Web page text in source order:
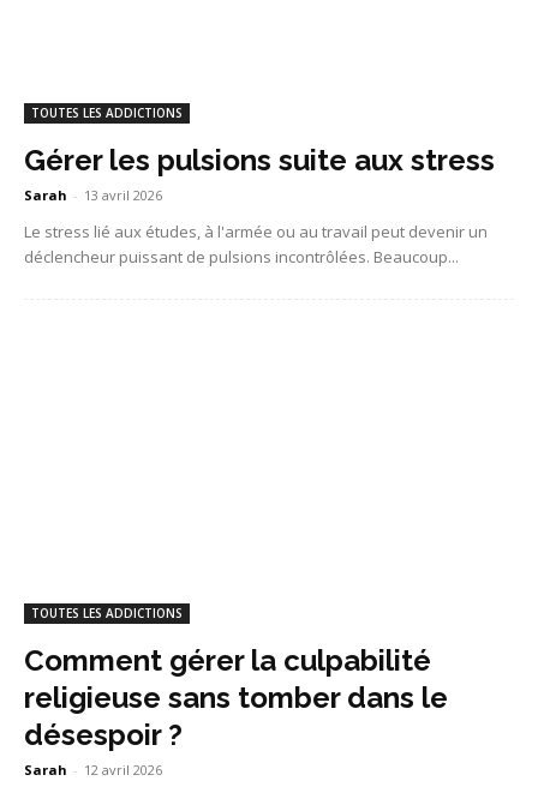
TOUTES LES ADDICTIONS
Gérer les pulsions suite aux stress
Sarah - 13 avril 2026
Le stress lié aux études, à l'armée ou au travail peut devenir un
déclencheur puissant de pulsions incontrôlées. Beaucoup...
TOUTES LES ADDICTIONS
Comment gérer la culpabilité
religieuse sans tomber dans le
désespoir ?
Sarah - 12 avril 2026